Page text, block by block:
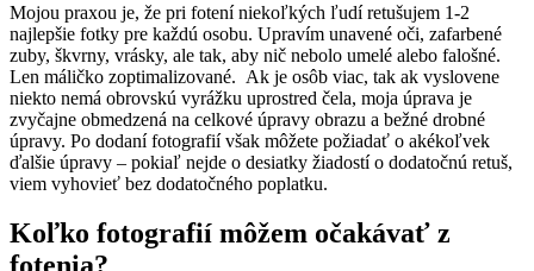
Mojou praxou je, že pri fotení niekoľkých ľudí retušujem 1-2
najlepšie fotky pre každú osobu. Upravím unavené oči, zafarbené
zuby, škvrny, vrásky, ale tak, aby nič nebolo umelé alebo falošné.
Len máličko zoptimalizované. Ak je osôb viac, tak ak vyslovene
niekto nemá obrovskú vyrážku uprostred čela, moja úprava je
zvyčajne obmedzená na celkové úpravy obrazu a bežné drobné
úpravy. Po dodaní fotografií však môžete požiadať o akékoľvek
ďalšie úpravy – pokiaľ nejde o desiatky žiadostí o dodatočnú retuš,
viem vyhovieť bez dodatočného poplatku.
Koľko fotografií môžem očakávať z